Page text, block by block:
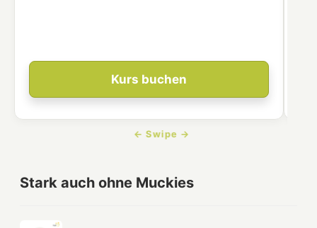
Kurs buchen
Stark auch ohne Muckies